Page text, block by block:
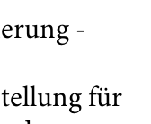
-
für